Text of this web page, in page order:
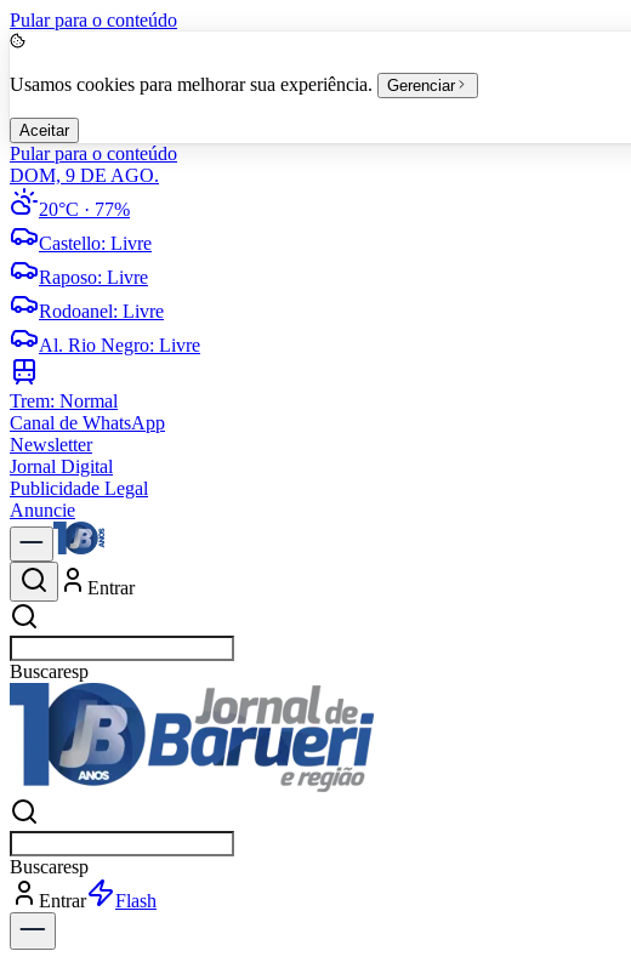
Pular para o conteúdo
Usamos cookies para melhorar sua experiência. Gerenciar
Aceitar
Pular para o conteúdo
DOM, 9 DE AGO.
20°C · 77%
Castello: Livre
Raposo: Livre
Rodoanel: Livre
Al. Rio Negro: Livre
Trem: Normal
Canal de WhatsApp
Newsletter
Jornal Digital
Publicidade Legal
Anuncie
Entrar
Buscaresportes
Buscaresportes
Entrar
Flash